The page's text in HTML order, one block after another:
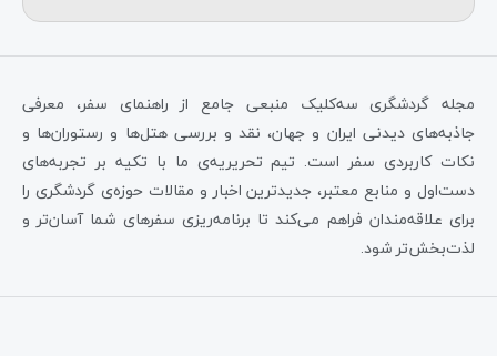
مجله گردشگری سه‌کلیک منبعی جامع از راهنمای سفر، معرفی
جاذبه‌های دیدنی ایران و جهان، نقد و بررسی هتل‌ها و رستوران‌ها و
نکات کاربردی سفر است. تیم تحریریه‌ی ما با تکیه بر تجربه‌های
دست‌اول و منابع معتبر، جدیدترین اخبار و مقالات حوزه‌ی گردشگری را
برای علاقه‌مندان فراهم می‌کند تا برنامه‌ریزی سفرهای شما آسان‌تر و
لذت‌بخش‌تر شود.